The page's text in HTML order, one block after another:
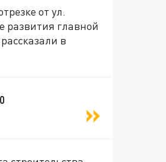
от ул.
развития главной
в